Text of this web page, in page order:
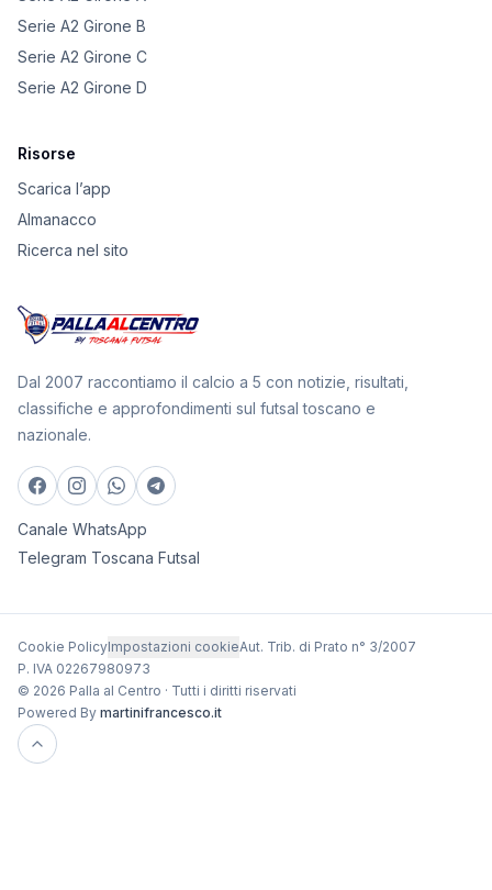
Serie A2 Girone B
Serie A2 Girone C
Serie A2 Girone D
Risorse
Scarica l’app
Almanacco
Ricerca nel sito
Dal 2007 raccontiamo il calcio a 5 con notizie, risultati,
classifiche e approfondimenti sul futsal toscano e
nazionale.
Canale WhatsApp
Telegram Toscana Futsal
Cookie PolicyImpostazioni cookieAut. Trib. di Prato n° 3/2007
P. IVA 02267980973
© 2026 Palla al Centro · Tutti i diritti riservati
Powered By martinifrancesco.it